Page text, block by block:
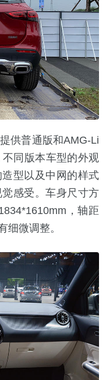
普通版和AMG-Li
同版本车型的外观
型以及中网的样式
感受。车身尺寸方
，轴距
细微调整。